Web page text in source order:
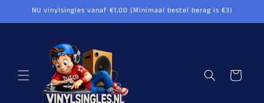
naar de
content
NU vinylsingles vanaf €1,00 (Minimaal bestel berag is €3)
Winkelwagen